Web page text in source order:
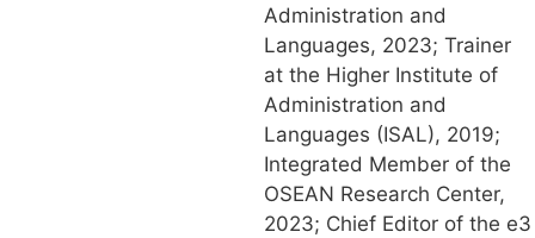
Administration and
Languages, 2023; Trainer
at the Higher Institute of
Administration and
Languages (ISAL), 2019;
Integrated Member of the
OSEAN Research Center,
2023; Chief Editor of the e3